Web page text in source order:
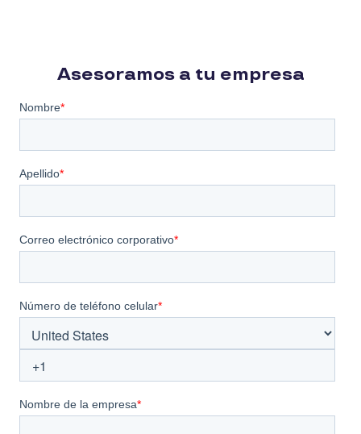
Asesoramos a tu empresa